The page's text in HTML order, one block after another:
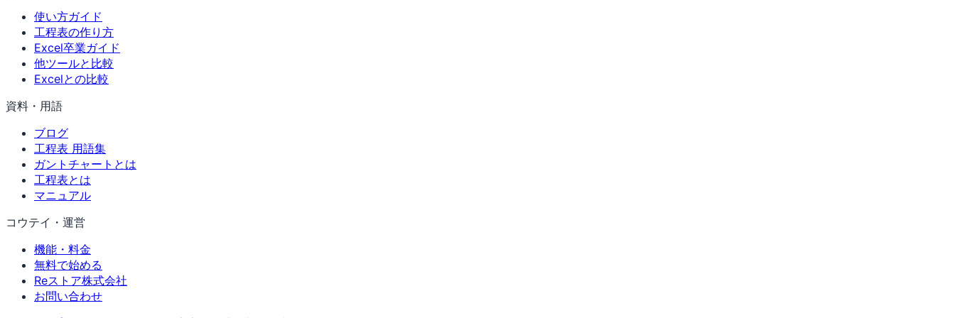
使い方ガイド
工程表の作り方
Excel卒業ガイド
他ツールと比較
Excelとの比較
資料・用語
ブログ
工程表 用語集
ガントチャートとは
工程表とは
マニュアル
コウテイ・運営
機能・料金
無料で始める
Reストア株式会社
お問い合わせ